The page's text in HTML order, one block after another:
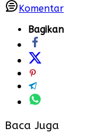
Komentar
Bagikan
Baca Juga